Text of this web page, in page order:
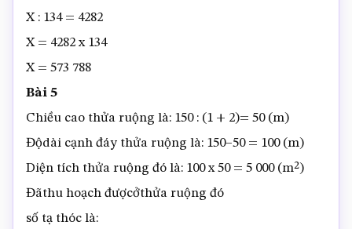
X : 134 = 4282
X = 4282 x 134
X = 573 788
Bài 5
Chiều cao thửa ruộng là: 150 : (1 + 2)= 50 (m)
Độdài cạnh đáy thửa ruộng là: 150–50 = 100 (m)
Diện tích thửa ruộng đó là: 100 x 50 = 5 000 (m²)
Đãthu hoạch đượcởthửa ruộng đó
số tạ thóc là: